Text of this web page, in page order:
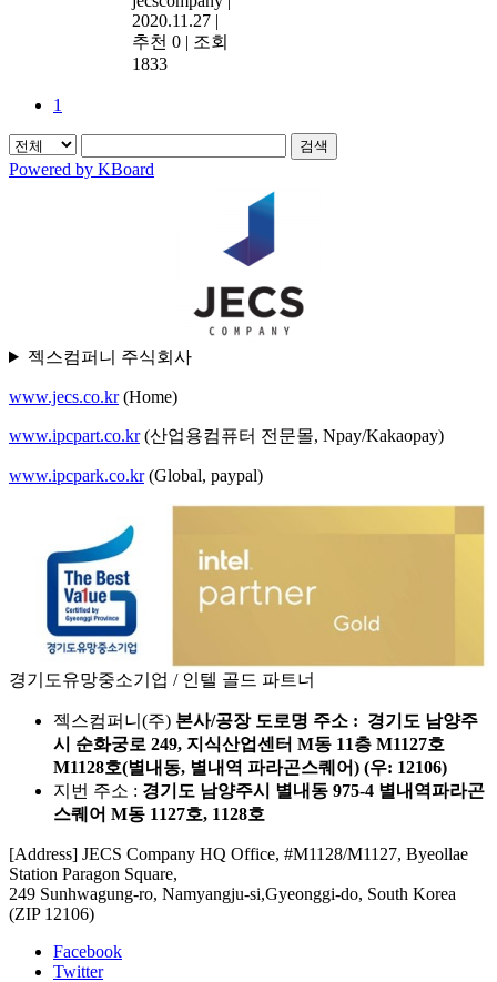
2020.11.27 |
추천 0 | 조회
1833
1
검색
Powered by KBoard
젝스컴퍼니 주식회사
www.jecs.co.kr(Home)
www.ipcpart.co.kr(산업용컴퓨터 전문몰, Npay/Kakaopay)
www.ipcpark.co.kr(Global, paypal)
경기도유망중소기업 / 인텔 골드 파트너
젝스컴퍼니(주) 본사/공장 도로명 주소 : 경기도 남양주
시 순화궁로 249, 지식산업센터 M동 11층 M1127호
M1128호(별내동, 별내역 파라곤스퀘어) (우: 12106)
지번 주소 : 경기도 남양주시 별내동 975-4 별내역파라곤
스퀘어 M동 1127호, 1128호
[Address] JECS Company HQ Office, #M1128/M1127, Byeollae
Station Paragon Square,
249 Sunhwagung-ro, Namyangju-si,Gyeonggi-do, South Korea
(ZIP 12106)
Facebook
Twitter